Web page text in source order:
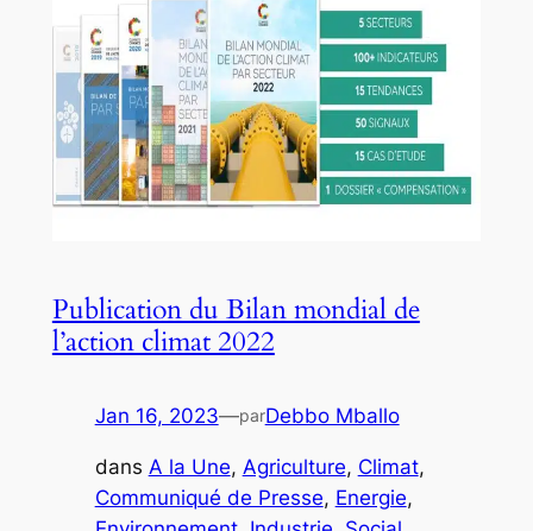
Publication du Bilan mondial de
l’action climat 2022
Jan 16, 2023—parDebbo Mballo
dans A la Une, Agriculture, Climat
Communiqué de Presse, Energie